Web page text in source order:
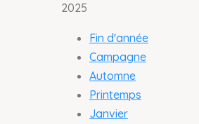
2025
Fin d'année
Campagne
Automne
Printemps
Janvier